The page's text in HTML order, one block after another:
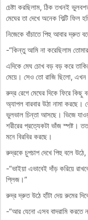
চেষ্টা করছিলাম, ঠিক তখনই
মেঘের তা দেখে অনেক গিল্টি ফিল
নিজেকে বাঁচাতে পিহু আবার দ্রুত
-“কিন্তু আমি না করেছিলাম
এদিকে মেঘ চোখ বড় বড় করে
মেয়ে। সেও তো রাজি ছিলো, এখন
রুদ্র রেগে মেঘের দিকে ফিরে কিছু
অ্যাপল বারবার উঠা নামা
ভুলভাল চিন্তা আসছে। ভিজে
শরীরের প্রত্যেকটা ভাঁজ স্পষ্ট।
মনে বিরবির করছে।
রুদ্রকে চুপচাপ দেখে পিহু বলে উঠে,
-“ভাইয়া এভাবেই দাঁড় করিয়ে
প্লিজ।”
রুদ্র দ্রুত উঠে হাঁটা দেয় রুমের
-“আর যেনো এসব বাদরামি করতে